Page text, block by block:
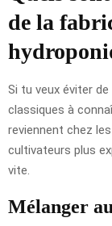
de la
Si tu veux éviter
classiques à
reviennent chez
cultivateurs plus
vite.
Mélanger